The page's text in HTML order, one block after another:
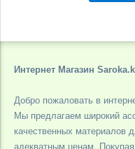
Интернет Магазин
Добро пожаловать в
Мы предлагаем широкий
качественных материалов
адекватным ценам.